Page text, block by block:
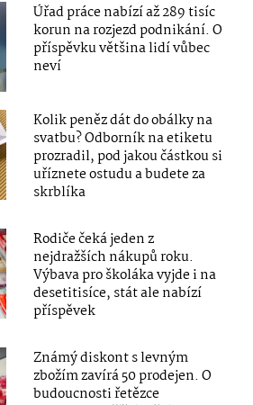
Úřad práce nabízí až 289 tisíc
korun na rozjezd podnikání. O
příspěvku většina lidí vůbec
neví
Kolik peněz dát do obálky na
svatbu? Odborník na etiketu
prozradil, pod jakou částkou si
uříznete ostudu a budete za
skrblíka
Rodiče čeká jeden z
nejdražších nákupů roku.
Výbava pro školáka vyjde i na
desetitisíce, stát ale nabízí
příspěvek
Známý diskont s levným
zbožím zavírá 50 prodejen. O
budoucnosti řetězce